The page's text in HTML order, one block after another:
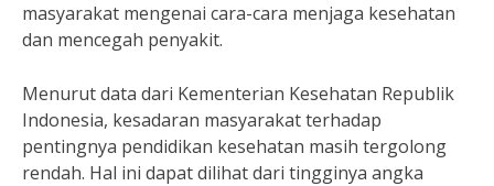
masyarakat mengenai cara-cara menjaga kesehatan
dan mencegah penyakit.
Menurut data dari Kementerian Kesehatan Republik
Indonesia, kesadaran masyarakat terhadap
pentingnya pendidikan kesehatan masih tergolong
rendah. Hal ini dapat dilihat dari tingginya angka